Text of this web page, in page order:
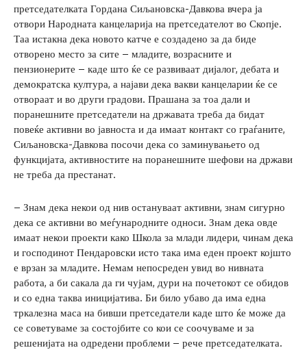
претседателката Гордана Сиљановска-Давкова вчера ја
отвори Народната канцеларија на претседателот во Скопје.
Таа истакна дека новото катче е создадено за да биде
отворено место за сите – младите, возрасните и
пензионерите – каде што ќе се развиваат дијалог, дебата и
демократска култура, а најави дека вакви канцеларии ќе се
отвораат и во други градови. Прашана за тоа дали и
поранешните претседатели на државата треба да бидат
повеќе активни во јавноста и да имаат контакт со граѓаните,
Сиљановска-Давкова посочи дека со заминувањето од
функцијата, активностите на поранешните шефови на држави
не треба да престанат.
– Знам дека некои од нив остануваат активни, знам сигурно
дека се активни во меѓународните односи. Знам дека овде
имаат некои проекти како Школа за млади лидери, чинам дека
и господинот Пендаровски исто така има еден проект којшто
е врзан за младите. Немам непосреден увид во нивната
работа, а би сакала да ги чујам, дури на почетокот се обидов
и со една таква иницијатива. Би било убаво да има една
тркалезна маса на бивши претседатели каде што ќе може да
се советуваме за состојбите со кои се соочуваме и за
решенијата на одредени проблеми – рече претседателката.